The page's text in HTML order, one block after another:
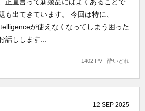
も出てきています。 今回は特に、
が使えなくなってしまう困った
話しします...
酔いどれ
1402 PV
12 SEP 2025